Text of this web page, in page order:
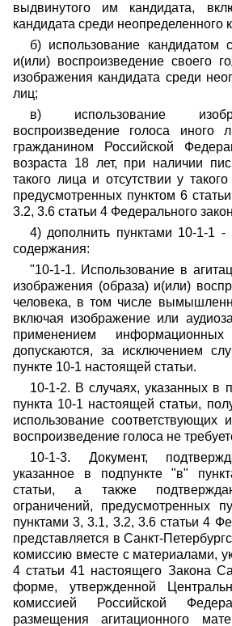
выдвинутого им кандидата,
кандидата среди неопределенного
б) использование кандидатом
и(или) воспроизведение своего
изображения кандидата среди
лиц;
в) использование
воспроизведение голоса иного
гражданином Российской
возраста 18 лет, при наличии
такого лица и отсутствии у
предусмотренных пунктом 6
3.2, 3.6 статьи 4 Федерального
4) дополнить пунктами 10-1-1
содержания:
"10-1-1. Использование в
изображения (образа) и(или)
человека, в том числе
включая изображение или
применением
допускаются, за исключением
пункте 10-1 настоящей статьи.
10-1-2. В случаях, указанных в
пункта 10-1 настоящей статьи,
использование соответствующих
воспроизведение голоса не
10-1-3. Документ,
указанное в подпункте "в"
статьи, а также
ограничений, предусмотренных
пунктами 3, 3.1, 3.2, 3.6 статьи 4
представляется в Санкт-
комиссию вместе с материалами,
4 статьи 41 настоящего Закона
форме, утвержденной
комиссией Российской
размещения агитационного